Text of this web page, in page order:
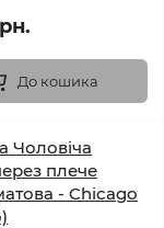
До кошика
Чоловіча
плече
- Chicago